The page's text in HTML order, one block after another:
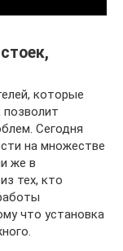
которые
позволит
Сегодня
на множестве
же в
тех, кто
что установка